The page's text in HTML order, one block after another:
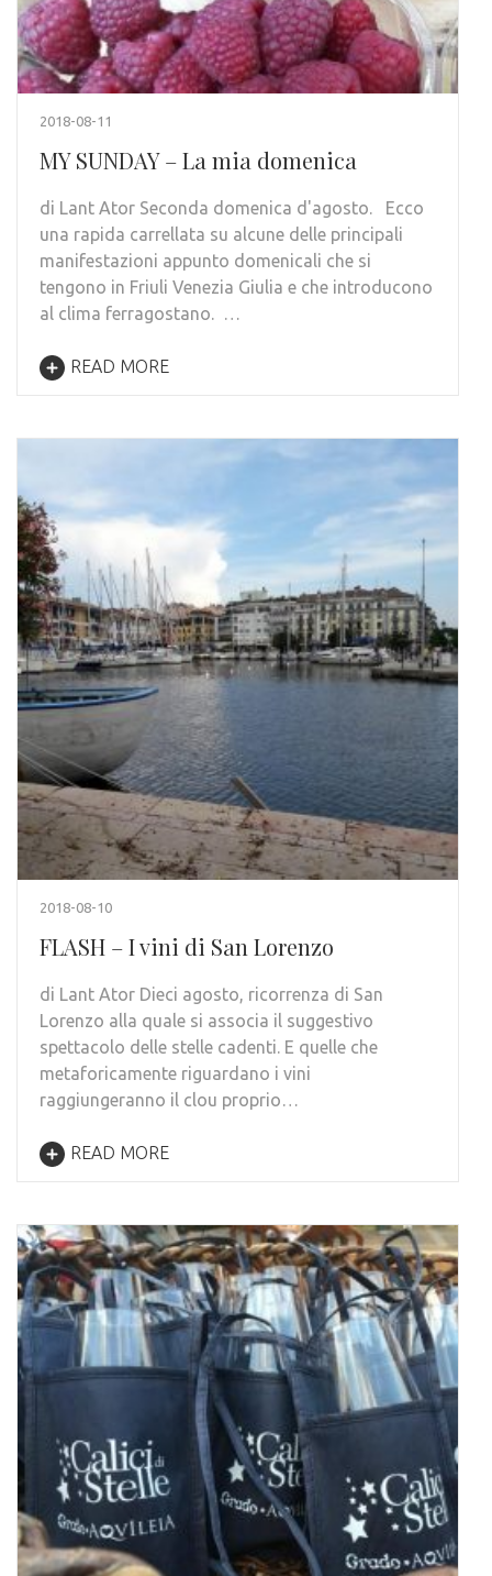
2018-08-11
MY SUNDAY – La mia domenica
di Lant Ator Seconda domenica d'agosto. Ecco
una rapida carrellata su alcune delle principali
manifestazioni appunto domenicali che si
tengono in Friuli Venezia Giulia e che introducono
al clima ferragostano. …
READ MORE
2018-08-10
FLASH – I vini di San Lorenzo
di Lant Ator Dieci agosto, ricorrenza di San
Lorenzo alla quale si associa il suggestivo
spettacolo delle stelle cadenti. E quelle che
metaforicamente riguardano i vini
raggiungeranno il clou proprio…
READ MORE